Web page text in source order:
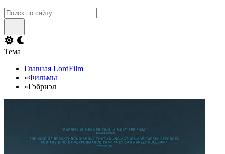
Тема
Главная LordFilm
»Фильмы
»Гэбриэл